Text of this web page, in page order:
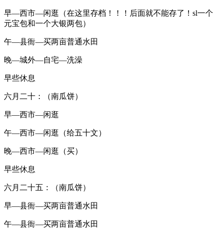
早—西市—闲逛（在这里存档！！！后面就不能存了！sl一个
元宝包和一个大银两包）
午—县衙—买两亩普通水田
晚—城外—自宅—洗澡
早些休息
六月二十：（南瓜饼）
早—西市—闲逛
午—西市—闲逛（给五十文）
晚—西市—闲逛（买）
早些休息
六月二十五：（南瓜饼）
早—县衙—买两亩普通水田
午—县衙—买两亩普通水田